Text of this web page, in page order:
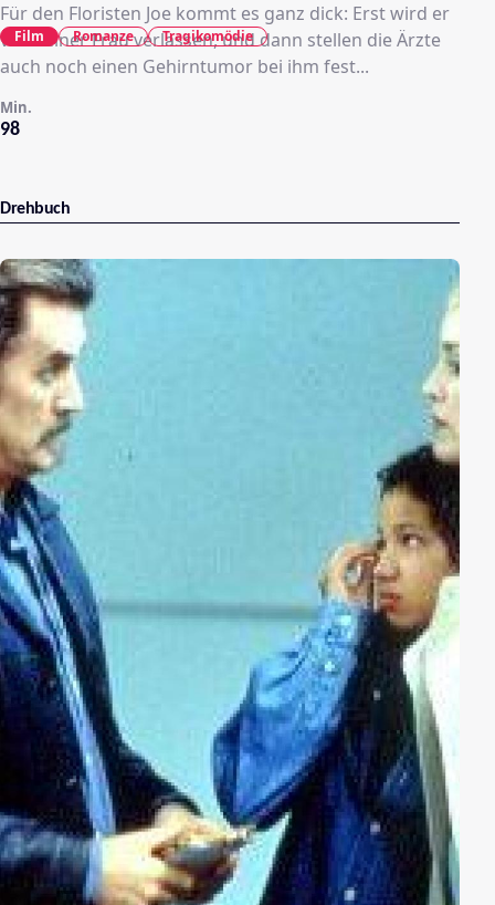
Für den Floristen Joe kommt es ganz dick: Erst wird er
von seiner Frau verlassen, und dann stellen die Ärzte
auch noch einen Gehirntumor bei ihm fest...
98
Min.
Film Romanze Tragikomödie
Drehbuch